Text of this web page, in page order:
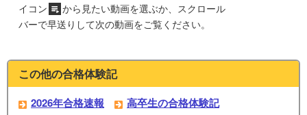
イコン
から見たい動画を選ぶか、スクロール
バーで早送りして次の動画をご覧ください。
この他の合格体験記
2026年合格速報
高卒生の合格体験記